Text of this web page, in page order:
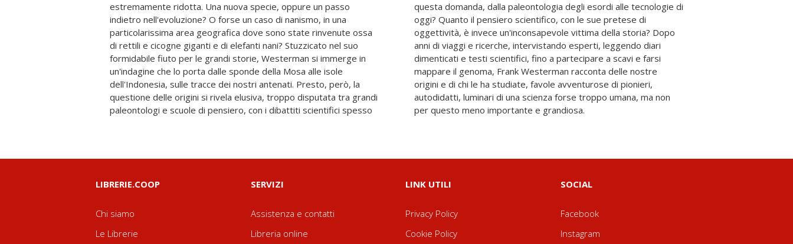
estremamente ridotta. Una nuova specie, oppure un passo
indietro nell'evoluzione? O forse un caso di nanismo, in una
particolarissima area geografica dove sono state rinvenute ossa
di rettili e cicogne giganti e di elefanti nani? Stuzzicato nel suo
formidabile fiuto per le grandi storie, Westerman si immerge in
un'indagine che lo porta dalle sponde della Mosa alle isole
dell'Indonesia, sulle tracce dei nostri antenati. Presto, però, la
questione delle origini si rivela elusiva, troppo disputata tra grandi
paleontologi e scuole di pensiero, con i dibattiti scientifici spesso
questa domanda, dalla paleontologia degli esordi alle tecnologie di
oggi? Quanto il pensiero scientifico, con le sue pretese di
oggettività, è invece un'inconsapevole vittima della storia? Dopo
anni di viaggi e ricerche, intervistando esperti, leggendo diari
dimenticati e testi scientifici, fino a partecipare a scavi e farsi
mappare il genoma, Frank Westerman racconta delle nostre
origini e di chi le ha studiate, favole avventurose di pionieri,
autodidatti, luminari di una scienza forse troppo umana, ma non
per questo meno importante e grandiosa.
LIBRERIE.COOP
Chi siamo
Le Librerie
SERVIZI
Assistenza e contatti
Libreria online
LINK UTILI
Privacy Policy
Cookie Policy
SOCIAL
Facebook
Instagram